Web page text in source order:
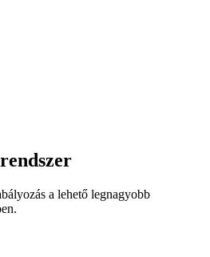
a lehető legnagyobb